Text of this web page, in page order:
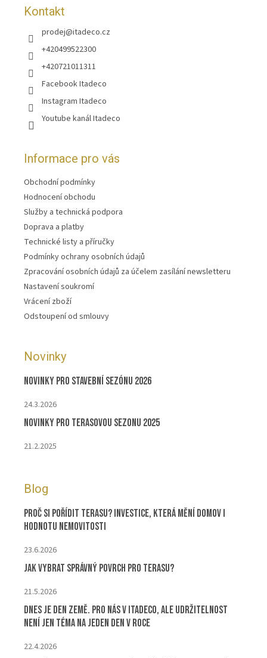
Kontakt
prodej@itadeco.cz
+420499522300
+420721011311
Facebook Itadeco
Instagram Itadeco
Youtube kanál Itadeco
Informace pro vás
Obchodní podmínky
Hodnocení obchodu
Služby a technická podpora
Doprava a platby
Technické listy a příručky
Podmínky ochrany osobních údajů
Zpracování osobních údajů za účelem zasílání newsletteru
Nastavení soukromí
Vrácení zboží
Odstoupení od smlouvy
Novinky
Novinky pro stavební sezónu 2026
24.3.2026
Novinky pro terasovou sezonu 2025
21.2.2025
Blog
Proč si pořídit terasu? Investice, která mění domov i
hodnotu nemovitosti
23.6.2026
Jak vybrat správný povrch pro terasu?
21.5.2026
Dnes je Den Země. Pro nás v ITADECO, ale udržitelnost
není jen téma na jeden den v roce
22.4.2026